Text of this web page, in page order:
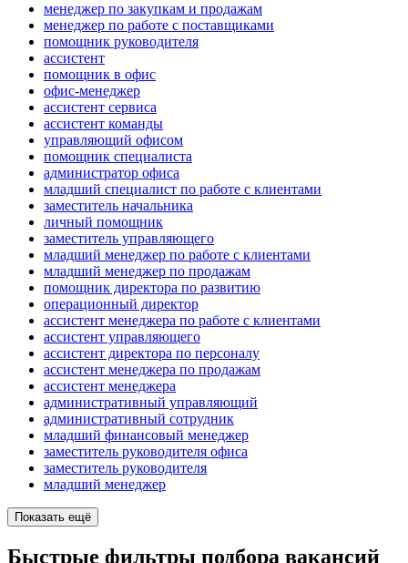
менеджер по закупкам и продажам
менеджер по работе с поставщиками
помощник руководителя
ассистент
помощник в офис
офис-менеджер
ассистент сервиса
ассистент команды
управляющий офисом
помощник специалиста
администратор офиса
младший специалист по работе с клиентами
заместитель начальника
личный помощник
заместитель управляющего
младший менеджер по работе с клиентами
младший менеджер по продажам
помощник директора по развитию
операционный директор
ассистент менеджера по работе с клиентами
ассистент управляющего
ассистент директора по персоналу
ассистент менеджера по продажам
ассистент менеджера
административный управляющий
административный сотрудник
младший финансовый менеджер
заместитель руководителя офиса
заместитель руководителя
младший менеджер
Показать ещё
Быстрые фильтры подбора вакансий